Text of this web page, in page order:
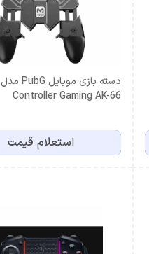
دسته بازی موبایل PubG مدل
Controller Gaming AK-66
استعلام قیمت